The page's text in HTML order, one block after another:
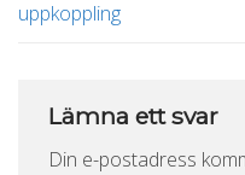
uppkoppling
Lämna ett svar
Din e-postadress